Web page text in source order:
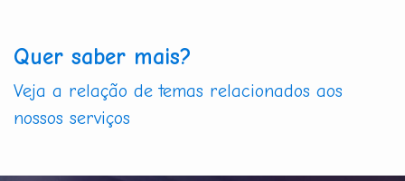
Quer saber mais?
Veja a relação de temas relacionados aos
nossos serviços